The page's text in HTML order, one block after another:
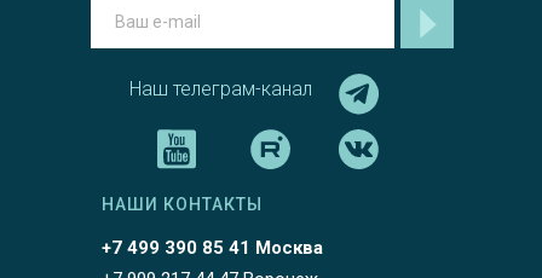
Наш телеграм-канал
+7 499 390 85 41 Москва
НАШИ КОНТАКТЫ